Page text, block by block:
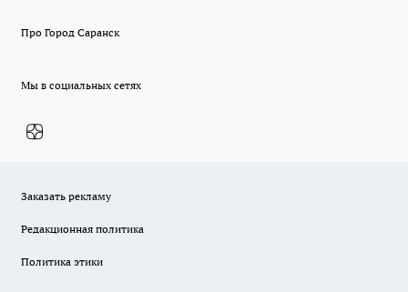
Про Город Саранск
Мы в социальных сетях
Заказать рекламу
Редакционная политика
Политика этики